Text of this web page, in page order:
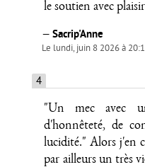
le soutien avec
—Sacrip'Anne
Le lundi, juin 8 2026 à
4
"Un mec avec
d'honnêteté, de
lucidité." Alors j'en
par ailleurs un très